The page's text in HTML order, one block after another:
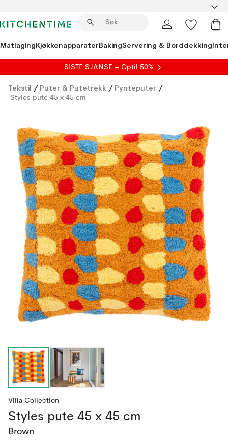
MatlagingKjøkkenapparaterBakingServering & Borddekking
SISTE SJANSE – Optil 50%
Tekstil / Puter & Putetrekk / Pynteputer /
Styles pute 45 x 45 cm
Villa Collection
Styles pute 45 x 45 cm
Brown